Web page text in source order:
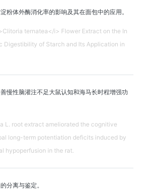
粉体外酶消化率的影响及其在面包中的应用。
ternatea</i> Flower Extract on the In
Digestibility of Starch and Its Application in
慢性脑灌注不足大鼠认知和海马长时程增强功
L. root extract ameliorated the cognitive
long-term potentiation deficits induced by
hypoperfusion in the rat.
分离与鉴定。